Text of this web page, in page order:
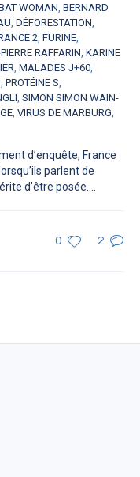
WOMAN, BERNARD
, DÉFORESTATION,
2, FURINE,
RAFFARIN, KARINE
, MALADES J+60,
, PROTÉINE S,
, SIMON SIMON WAIN-
, VIRUS DE MARBURG,
d’enquête, France
parlent de
d’être posée....
0 2